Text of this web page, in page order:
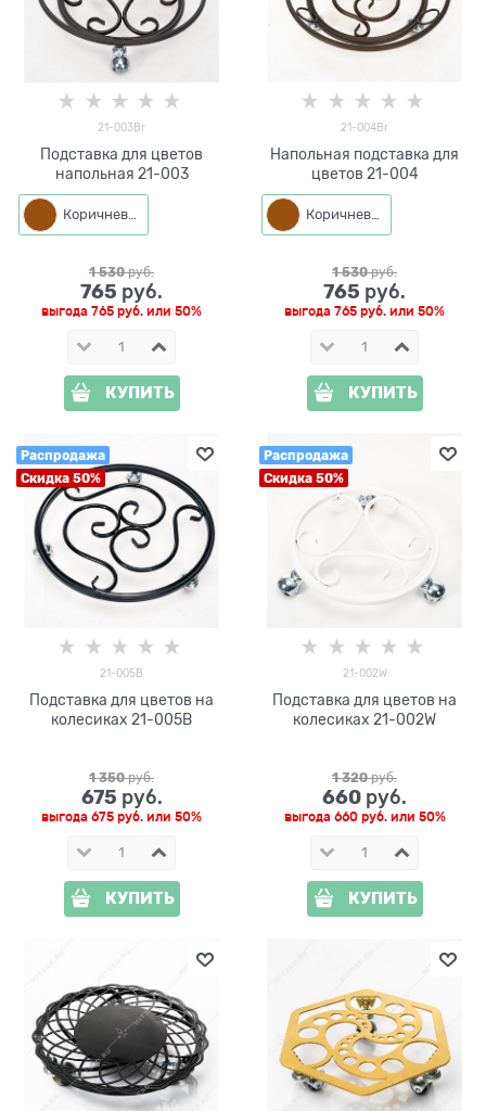
21-003Br
Подставка для цветов
напольная 21-003
Коричневый
1 530 руб.
765 руб.
выгода 765 руб. или 50%
КУПИТЬ
21-004Br
Напольная подставка для
цветов 21-004
Коричневый
1 530 руб.
765 руб.
выгода 765 руб. или 50%
КУПИТЬ
Распродажа
Скидка 50%
21-005B
Подставка для цветов на
колесиках 21-005B
1 350 руб.
675 руб.
выгода 675 руб. или 50%
КУПИТЬ
Распродажа
Скидка 50%
21-002W
Подставка для цветов на
колесиках 21-002W
1 320 руб.
660 руб.
выгода 660 руб.или 50%
КУПИТЬ